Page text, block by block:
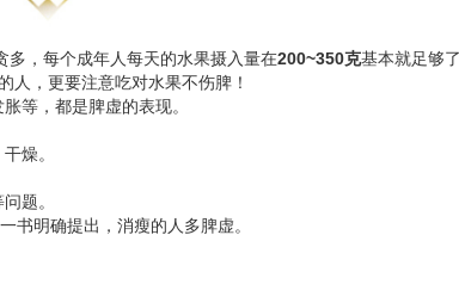
多，每个成年人每天的水果摄入量在200~350克基本就足够了
人，更要注意吃对水果不伤脾！
等，都是脾虚的表现。
燥。
题。
一书明确提出，消瘦的人多脾虚。